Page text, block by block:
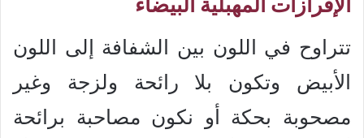
تتراوح في اللون بين الشفافة إلى اللون
الأبيض وتكون بلا رائحة ولزجة وغير
مصحوبة بحكة أو نكون مصاحبة برائحة